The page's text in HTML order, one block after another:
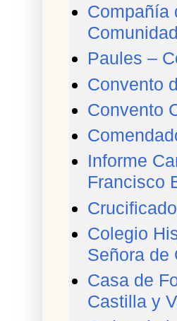
Compañía
Paules –
Convento
Convento
Informe
Francisco
Colegio
Señora de
Casa de
Castilla y